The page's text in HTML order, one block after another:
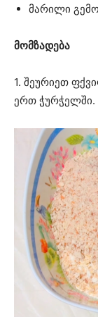
მარილი
მომზადება
1. შეურიეთ
ერთ ჭურჭელში.